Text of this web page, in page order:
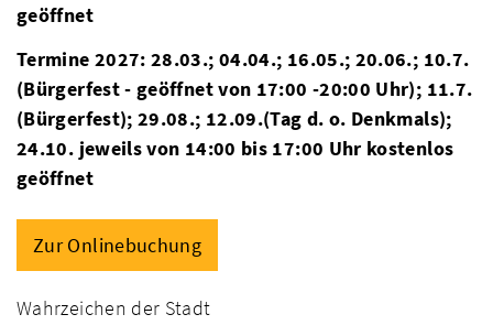
geöffnet
Termine 2027: 28.03.; 04.04.; 16.05.; 20.06.; 10.7.
(Bürgerfest - geöffnet von 17:00 -20:00 Uhr); 11.7.
(Bürgerfest); 29.08.; 12.09.(Tag d. o. Denkmals);
24.10. jeweils von 14:00 bis 17:00 Uhr kostenlos
geöffnet
Zur Onlinebuchung
Wahrzeichen der Stadt